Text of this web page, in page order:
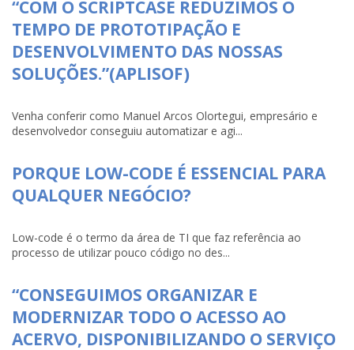
“COM O SCRIPTCASE REDUZIMOS O
TEMPO DE PROTOTIPAÇÃO E
DESENVOLVIMENTO DAS NOSSAS
SOLUÇÕES.”(APLISOF)
Venha conferir como Manuel Arcos Olortegui, empresário e
desenvolvedor conseguiu automatizar e agi...
PORQUE LOW-CODE É ESSENCIAL PARA
QUALQUER NEGÓCIO?
Low-code é o termo da área de TI que faz referência ao
processo de utilizar pouco código no des...
“CONSEGUIMOS ORGANIZAR E
MODERNIZAR TODO O ACESSO AO
ACERVO, DISPONIBILIZANDO O SERVIÇO